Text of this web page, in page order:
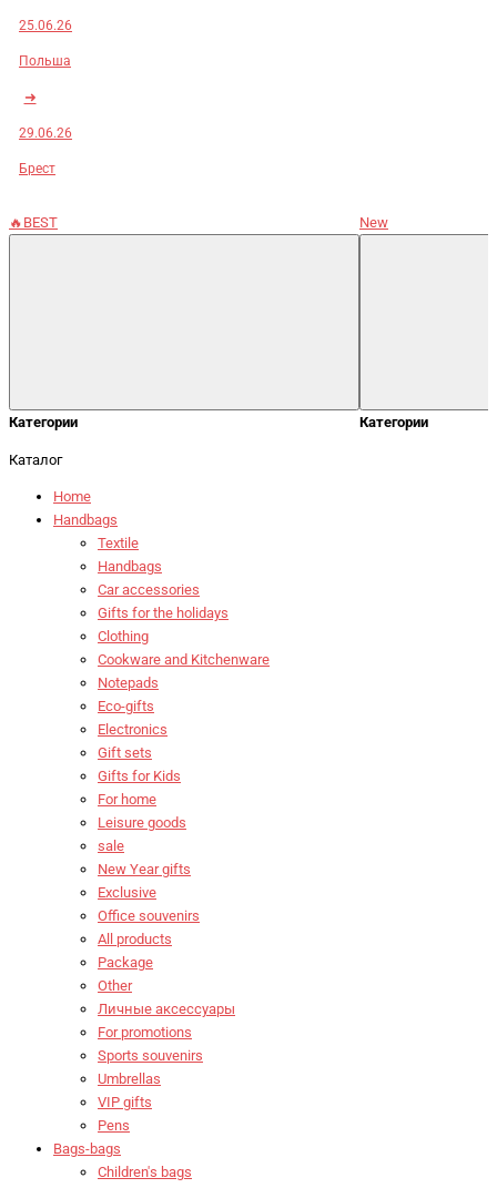
25.06.26
Польша
➜
29.06.26
Брест
🔥BEST
Категории
New
Категории
Каталог
Home
Handbags
Textile
Handbags
Car accessories
Gifts for the holidays
Clothing
Cookware and Kitchenware
Notepads
Eco-gifts
Electronics
Gift sets
Gifts for Kids
For home
Leisure goods
sale
New Year gifts
Exclusive
Office souvenirs
All products
Package
Other
Личные аксессуары
For promotions
Sports souvenirs
Umbrellas
VIP gifts
Pens
Bags-bags
Children's bags